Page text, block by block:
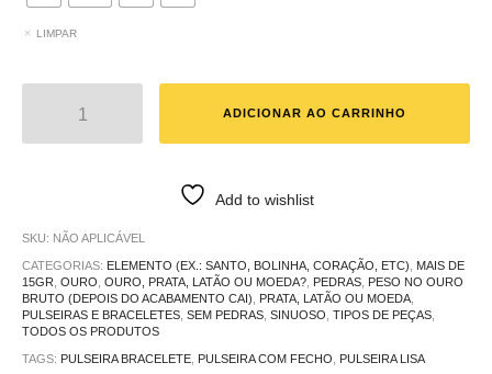
LIMPAR
ADICIONAR AO CARRINHO
Add to wishlist
SKU: NÃO APLICÁVEL
CATEGORIAS: ELEMENTO (EX.: SANTO, BOLINHA, CORAÇÃO, ETC)
MAIS DE
15GR ,OURO ,OURO, PRATA, LATÃO OU MOEDA? PEDRAS PESO NO OURO
BRUTO (DEPOIS DO ACABAMENTO CAI)
PRATA, LATÃO OU MOEDA
PULSEIRAS E BRACELETES ,SEM PEDRAS ,SINUOSO ,TIPOS DE PEÇAS
TODOS OS PRODUTOS
TAGS: PULSEIRA BRACELETE PULSEIRA COM FECHO PULSEIRA LISA